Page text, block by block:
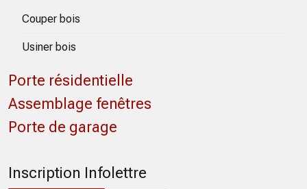
Couper bois
Usiner bois
Porte résidentielle
Assemblage fenêtres
Porte de garage
Inscription Infolettre